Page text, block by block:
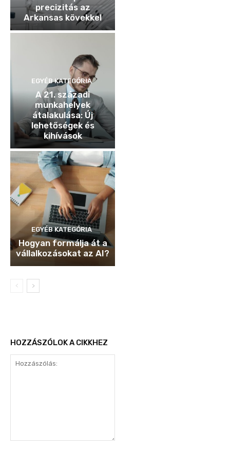
precizitás az
Arkansas kövekkel
EGYÉB KATEGÓRIA
A 21. századi
munkahelyek
átalakulása: Új
lehetőségek és
kihívások
EGYÉB KATEGÓRIA
Hogyan formálja át a
vállalkozásokat az AI?
HOZZÁSZÓLOK A CIKKHEZ